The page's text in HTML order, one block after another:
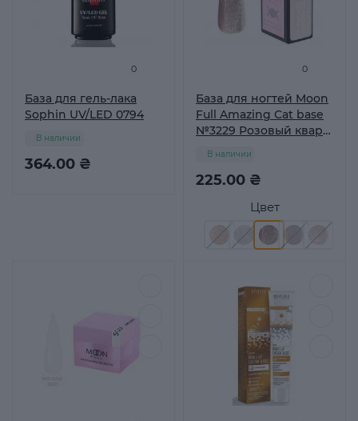
0
База для гель-лака
Sophin UV/LED 0794
364.00 ₴
В наличии
0
База для ногтей Moon
Full Amazing Сat base
№3229 Розовый кварц,
Цвет
225.00 ₴
В наличии